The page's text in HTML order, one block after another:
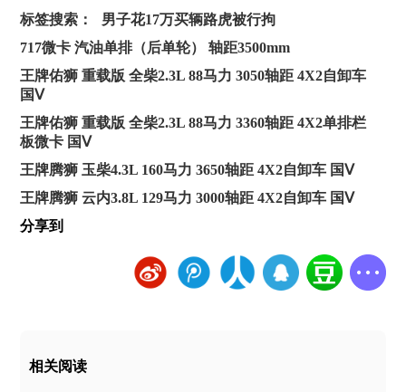
标签搜索：
男子花17万买辆路虎被行拘
717微卡 汽油单排（后单轮） 轴距3500mm
王牌佑狮 重载版 全柴2.3L 88马力 3050轴距 4X2自卸车
国Ⅴ
王牌佑狮 重载版 全柴2.3L 88马力 3360轴距 4X2单排栏
板微卡 国Ⅴ
王牌腾狮 玉柴4.3L 160马力 3650轴距 4X2自卸车 国Ⅴ
王牌腾狮 云内3.8L 129马力 3000轴距 4X2自卸车 国Ⅴ
分享到
相关阅读